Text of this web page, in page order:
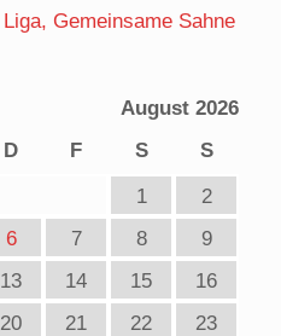
Gemeinsame Sahne
August 2026
D F S
S
1
2
6 7 8
9
13 14 15
16
20 21 22
23